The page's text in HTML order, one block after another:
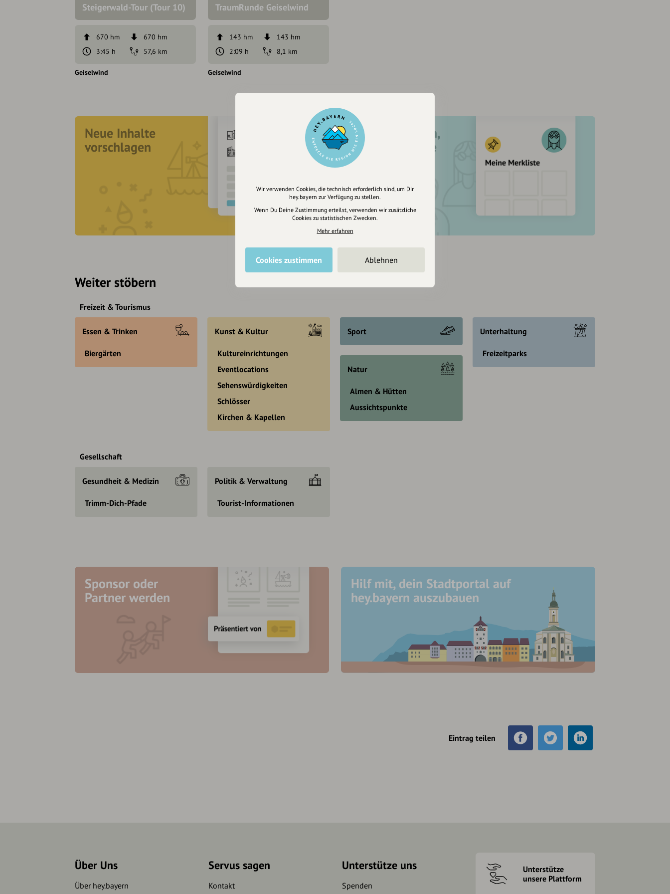
Steigerwald-Tour (Tour 10)
670 hm
670 hm
3:45 h
57,6 km
Geiselwind
TraumRunde Geiselwind
143 hm
143 hm
2:09 h
8,1 km
Geiselwind
Neue Inhalte
vorschlagen
Registriere dich,
um dir Einträge
zu merken
Weiter stöbern
Freizeit & Tourismus
Essen & Trinken
Biergärten
Kunst & Kultur
Kultureinrichtungen
Eventlocations
Sehenswürdigkeiten
Schlösser
Kirchen & Kapellen
Sport
Natur
Almen & Hütten
Aussichtspunkte
Unterhaltung
Freizeitparks
Gesellschaft
Gesundheit & Medizin
Trimm-Dich-Pfade
Politik & Verwaltung
Tourist-Informationen
Sponsor oder
Partner werden
Hilf mit, dein Stadtportal auf
hey.bayern auszubauen
Eintrag teilen
Über Uns
Über hey.bayern
Servus sagen
Kontakt
Unterstütze uns
Spenden
Unterstütze
unsere Plattform
Wir verwenden Cookies, die technisch erforderlich sind, um Dir
hey.bayern zur Verfügung zu stellen.
Wenn Du Deine Zustimmung erteilst, verwenden wir zusätzliche
Cookies zu statistischen Zwecken.
Mehr erfahren
Cookies zustimmen Ablehnen